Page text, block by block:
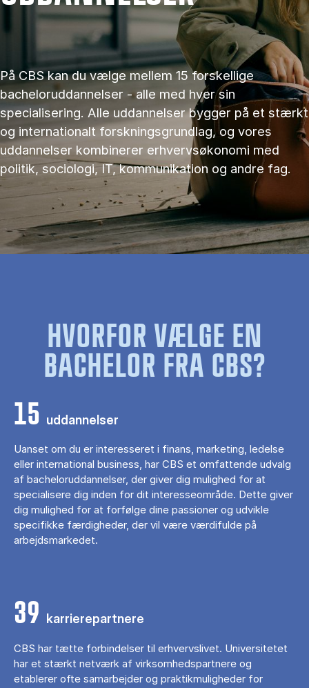
På CBS kan du vælge mellem 15 forskellige
bacheloruddannelser - alle med hver sin
specialisering. Alle uddannelser bygger på et stærkt
og internationalt forskningsgrundlag, og vores
uddannelser kombinerer erhvervsøkonomi med
politik, sociologi, IT, kommunikation og andre fag.
HVORFOR VÆLGE EN
BACHELOR FRA CBS?
15 uddannelser
Uanset om du er interesseret i finans, marketing, ledelse
eller international business, har CBS et omfattende udvalg
af bacheloruddannelser, der giver dig mulighed for at
specialisere dig inden for dit interesseområde. Dette giver
dig mulighed for at forfølge dine passioner og udvikle
specifikke færdigheder, der vil være værdifulde på
arbejdsmarkedet.
39 karrierepartnere
CBS har tætte forbindelser til erhvervslivet. Universitetet
har et stærkt netværk af virksomhedspartnere og
etablerer ofte samarbejder og praktikmuligheder for